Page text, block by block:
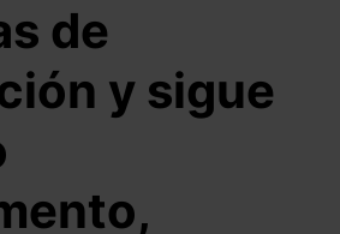
de
y sigue